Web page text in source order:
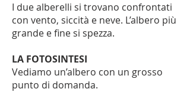
I due alberelli si trovano confrontati
con vento, siccità e neve. L’albero più
grande e fine si spezza.
LA FOTOSINTESI
Vediamo un’albero con un grosso
punto di domanda.